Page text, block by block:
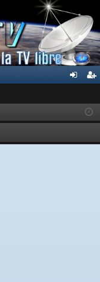
ar
ist
rs